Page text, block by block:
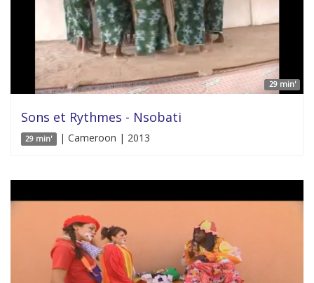
29 min'
Sons et Rythmes - Nsobati
29 min' | Cameroon | 2013